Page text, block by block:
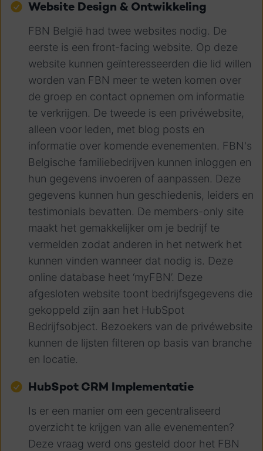
Website Design & Ontwikkeling
FBN België had twee websites nodig. De
eerste is een front-facing website. Op deze
website kunnen geïnteresseerden die lid willen
worden van FBN meer te weten komen over
de groep en contact opnemen om informatie
te verkrijgen. De tweede is een privéwebsite,
alleen voor leden, met blog posts en
informatie over komende evenementen. FBN's
Belgische familiebedrijven kunnen inloggen en
hun gegevens invoeren of aanpassen. Deze
gegevens kunnen hun geschiedenis, leiders en
testimonials bevatten. De members-only site
maakt het gemakkelijker om je bedrijf te
vermelden zodat anderen in het netwerk het
kunnen vinden wanneer dat nodig is. Deze
online database heet ‘myFBN’. Deze
afgesloten website toont bedrijfsgegevens die
gekoppeld zijn aan het HubSpot
Bedrijfsobject. Bezoekers van de privéwebsite
kunnen de lijsten filteren op basis van branche
en locatie.
HubSpot CRM Implementatie
Is er een manier om een gecentraliseerd
overzicht te krijgen van alle evenementen?
Deze vraag werd ons gesteld door het FBN